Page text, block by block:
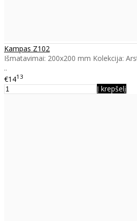
Kampas Z102
Išmatavimai: 200x200 mm Kolekcija:
..
€1413
Į krepšelį